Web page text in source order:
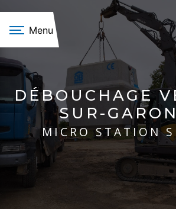
Menu
DÉBOUCHAGE VERDUN-
SUR-
MICRO STATION
Panneau de gestion des cookies